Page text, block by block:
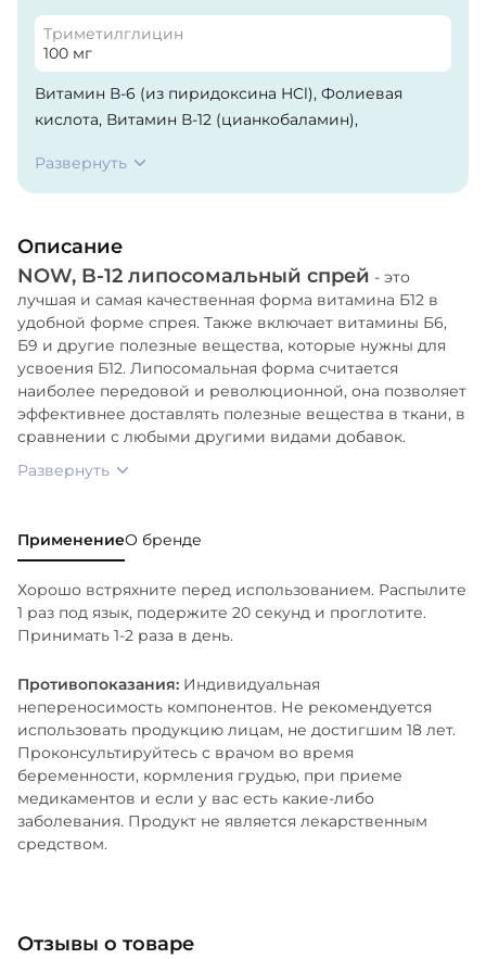
Триметилглицин
100 мг
Витамин В-6 (из пиридоксина HCl), Фолиевая
кислота, Витамин В-12 (цианкобаламин),
(Деионизированная вода, фруктоза, натуральный
ароматизатор «Малина», лимонная кислота,
листьев стевии (модифицированные ферментом
стевиогликозиды) и сорбат калия (консервант).
Развернуть
Описание
NOW, B-12 липосомальный спрей - это
лучшая и самая качественная форма витамина Б12 в
удобной форме спрея. Также включает витамины Б6,
Б9 и другие полезные вещества, которые нужны для
усвоения Б12. Липосомальная форма считается
наиболее передовой и революционной, она позволяет
эффективнее доставлять полезные вещества в ткани, в
сравнении с любыми другими видами добавок.
Развернуть
ПрименениеО бренде
Хорошо встряхните перед использованием. Распылите
1 раз под язык, подержите 20 секунд и проглотите.
Принимать 1-2 раза в день.
Противопоказания: Индивидуальная
непереносимость компонентов. Не рекомендуется
использовать продукцию лицам, не достигшим 18 лет.
Проконсультируйтесь с врачом во время
беременности, кормления грудью, при приеме
медикаментов и если у вас есть какие-либо
заболевания. Продукт не является лекарственным
средством.
Отзывы о товаре